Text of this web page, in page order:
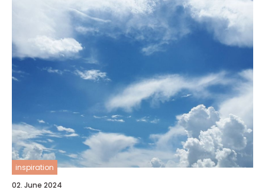
inspiration
02. June 2024